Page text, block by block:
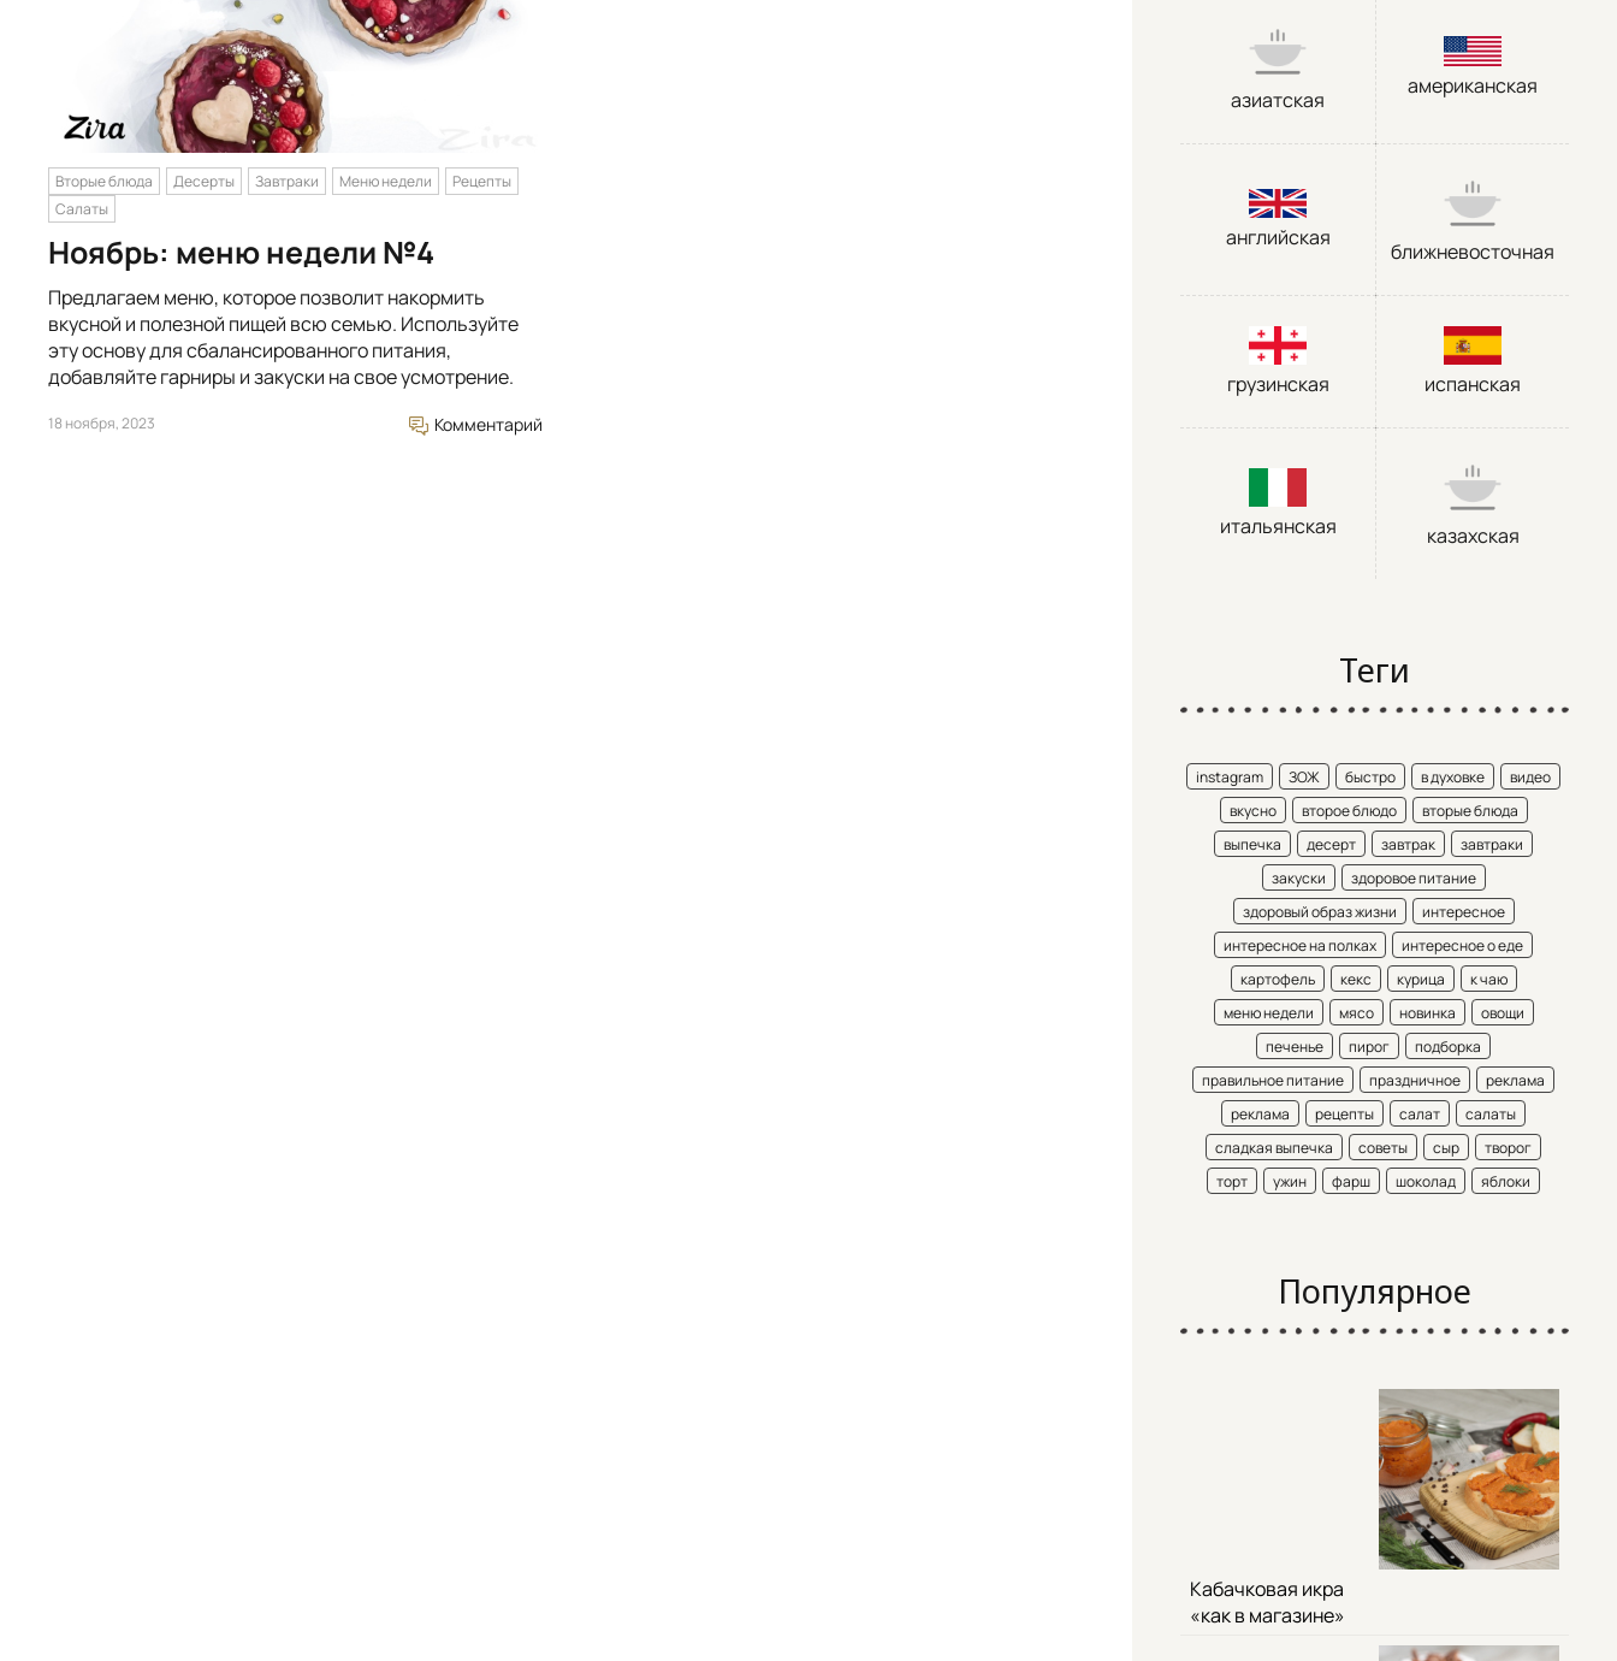
Вторые блюда Десерты Завтраки Меню недели
Рецепты
Салаты
Ноябрь: меню недели №4
Предлагаем меню, которое позволит накормить
вкусной и полезной пищей всю семью. Используйте
эту основу для сбалансированного питания,
добавляйте гарниры и закуски на свое усмотрение.
18 ноября, 2023 Комментарий
азиатская
американская
английская
ближневосточная
грузинская испанская
итальянская казахская
Теги
instagram ЗОЖ быстро в духовке
видео
вкусно
второе блюдо
вторые блюда
выпечка
десерт завтрак
завтраки
закуски
здоровое питание
здоровый образ жизни
интересное
интересное на полках
интересное о еде
картофель
кекс курица
к чаю
меню недели
мясо новинка
овощи
печенье
пирог
подборка
правильное питание
праздничное
реклама
реклама
рецепты салат
салаты
сладкая выпечка
советы сыр
творог
торт
ужин фарш шоколад яблоки
Популярное
Кабачковая икра
«как в магазине»